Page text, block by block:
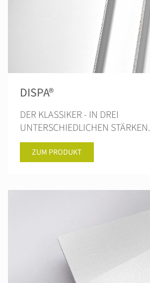
DISPA®
DER KLASSIKER - IN DREI
UNTERSCHIEDLICHEN STÄRKEN.
ZUM PRODUKT